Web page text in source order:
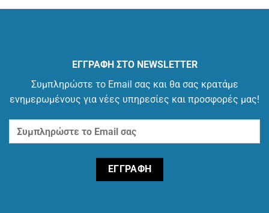
ΕΓΓΡΑΦΗ ΣΤΟ NEWSLETTER
Συμπληρώστε το Email σας και θα σας κρατάμε
ενημερωμένους για νέες υπηρεσίες και προσφορές μας!